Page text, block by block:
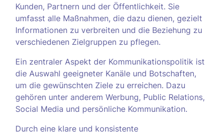
Kunden, Partnern und der Öffentlichkeit. Sie
umfasst alle Maßnahmen, die dazu dienen, gezielt
Informationen zu verbreiten und die Beziehung zu
verschiedenen Zielgruppen zu pflegen.
Ein zentraler Aspekt der Kommunikationspolitik ist
die Auswahl geeigneter Kanäle und Botschaften,
um die gewünschten Ziele zu erreichen. Dazu
gehören unter anderem Werbung, Public Relations,
Social Media und persönliche Kommunikation.
Durch eine klare und konsistente